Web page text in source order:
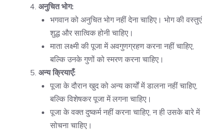
अनुचित भोग:
भगवान को अनुचित भोग नहीं देना चाहिए। भोग की वस्तुएं
शुद्ध और सात्विक होनी चाहिए।
माता लक्ष्मी की पूजा में अवगुणग्रहण करना नहीं चाहिए,
बल्कि उनके गुणों को स्मरण करना चाहिए।
अन्य क्रियाएँ:
पूजा के दौरान खुद को अन्य कार्यों में डालना नहीं चाहिए,
बल्कि विशेषकर पूजा में लगना चाहिए।
पूजा के वक्त दुष्कर्म नहीं करना चाहिए, न ही उसके बारे में
सोचना चाहिए।